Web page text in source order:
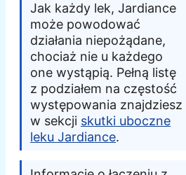
Jak każdy lek, Jardiance
może powodować
działania niepożądane,
chociaż nie u każdego
one wystąpią. Pełną listę
z podziałem na częstość
występowania znajdziesz
w sekcji skutki uboczne
leku Jardiance.